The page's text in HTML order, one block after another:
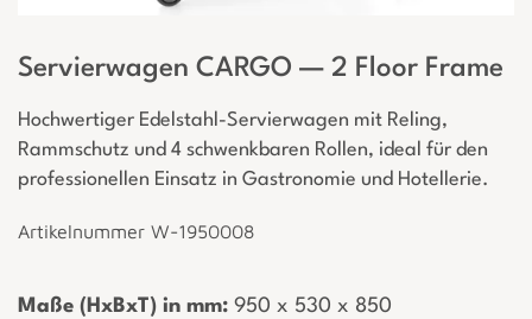
Servierwagen CARGO — 2 Floor Frame
Hochwertiger Edelstahl-Servierwagen mit Reling,
Rammschutz und 4 schwenkbaren Rollen, ideal für den
professionellen Einsatz in Gastronomie und Hotellerie.
Artikelnummer W-1950008
Maße (HxBxT) in mm: ­ 950 x 530 x 850